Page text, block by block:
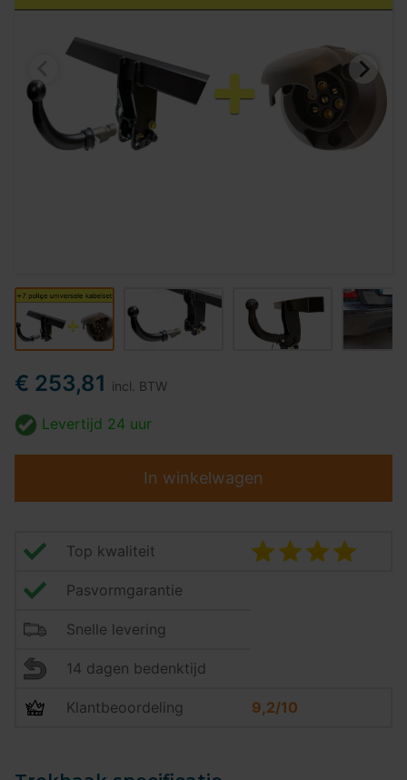
€ 253,81 incl. BTW
Levertijd 24 uur
In winkelwagen
Top kwaliteit
Pasvormgarantie
Snelle levering
14 dagen bedenktijd
Klantbeoordeling 9,2/10